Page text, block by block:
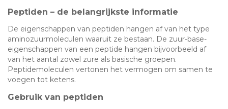
Peptiden – de belangrijkste informatie
De eigenschappen van peptiden hangen af van het type
aminozuurmoleculen waaruit ze bestaan. De zuur-base-
eigenschappen van een peptide hangen bijvoorbeeld af
van het aantal zowel zure als basische groepen.
Peptidemoleculen vertonen het vermogen om samen te
voegen tot ketens.
Gebruik van peptiden